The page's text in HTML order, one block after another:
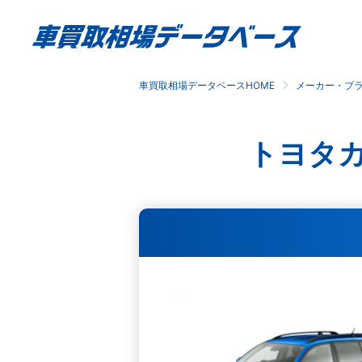
車買取相場データベースHOME メーカー・ブ
トヨタ